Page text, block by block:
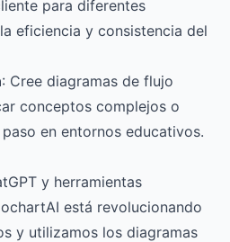
para diferentes
eficiencia y consistencia del
: Cree diagramas de flujo
conceptos complejos o
en entornos educativos.
y herramientas
está revolucionando
y utilizamos los diagramas